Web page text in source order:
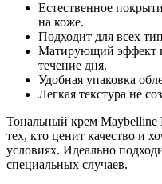
Естественное
на коже.
Подходит для всех
Матирующий эффект
течение дня.
Удобная упаковка
Легкая текстура не
Тональный крем
тех, кто ценит качество и
условиях. Идеально
специальных случаев.